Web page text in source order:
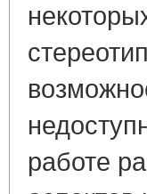
работе